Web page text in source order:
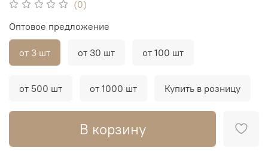
(0)
В корзину
Оптовое предложение
от 3 шт от 30 шт от 100 шт
от 500 шт от 1000 шт Купить в розницу